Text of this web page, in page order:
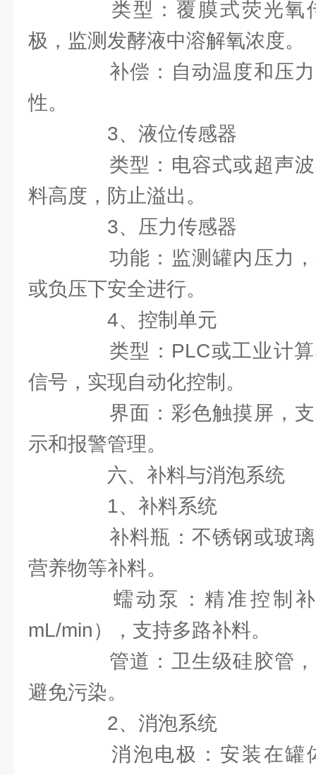
类型：覆膜式荧光氧
极，监测发酵液中溶解氧浓度。
补偿：自动温度和压力
性。
3、液位传感器
类型：电容式或超声波
料高度，防止溢出。
3、压力传感器
功能：监测罐内压力，
或负压下安全进行。
4、控制单元
类型：PLC或工业计算
信号，实现自动化控制。
界面：彩色触摸屏，支
示和报警管理。
六、补料与消泡系统
1、补料系统
补料瓶：不锈钢或玻璃
营养物等补料。
蠕动泵：精准控制补
mL/min），支持多路补料。
管道：卫生级硅胶管，
避免污染。
2、消泡系统
消泡电极：安装在罐